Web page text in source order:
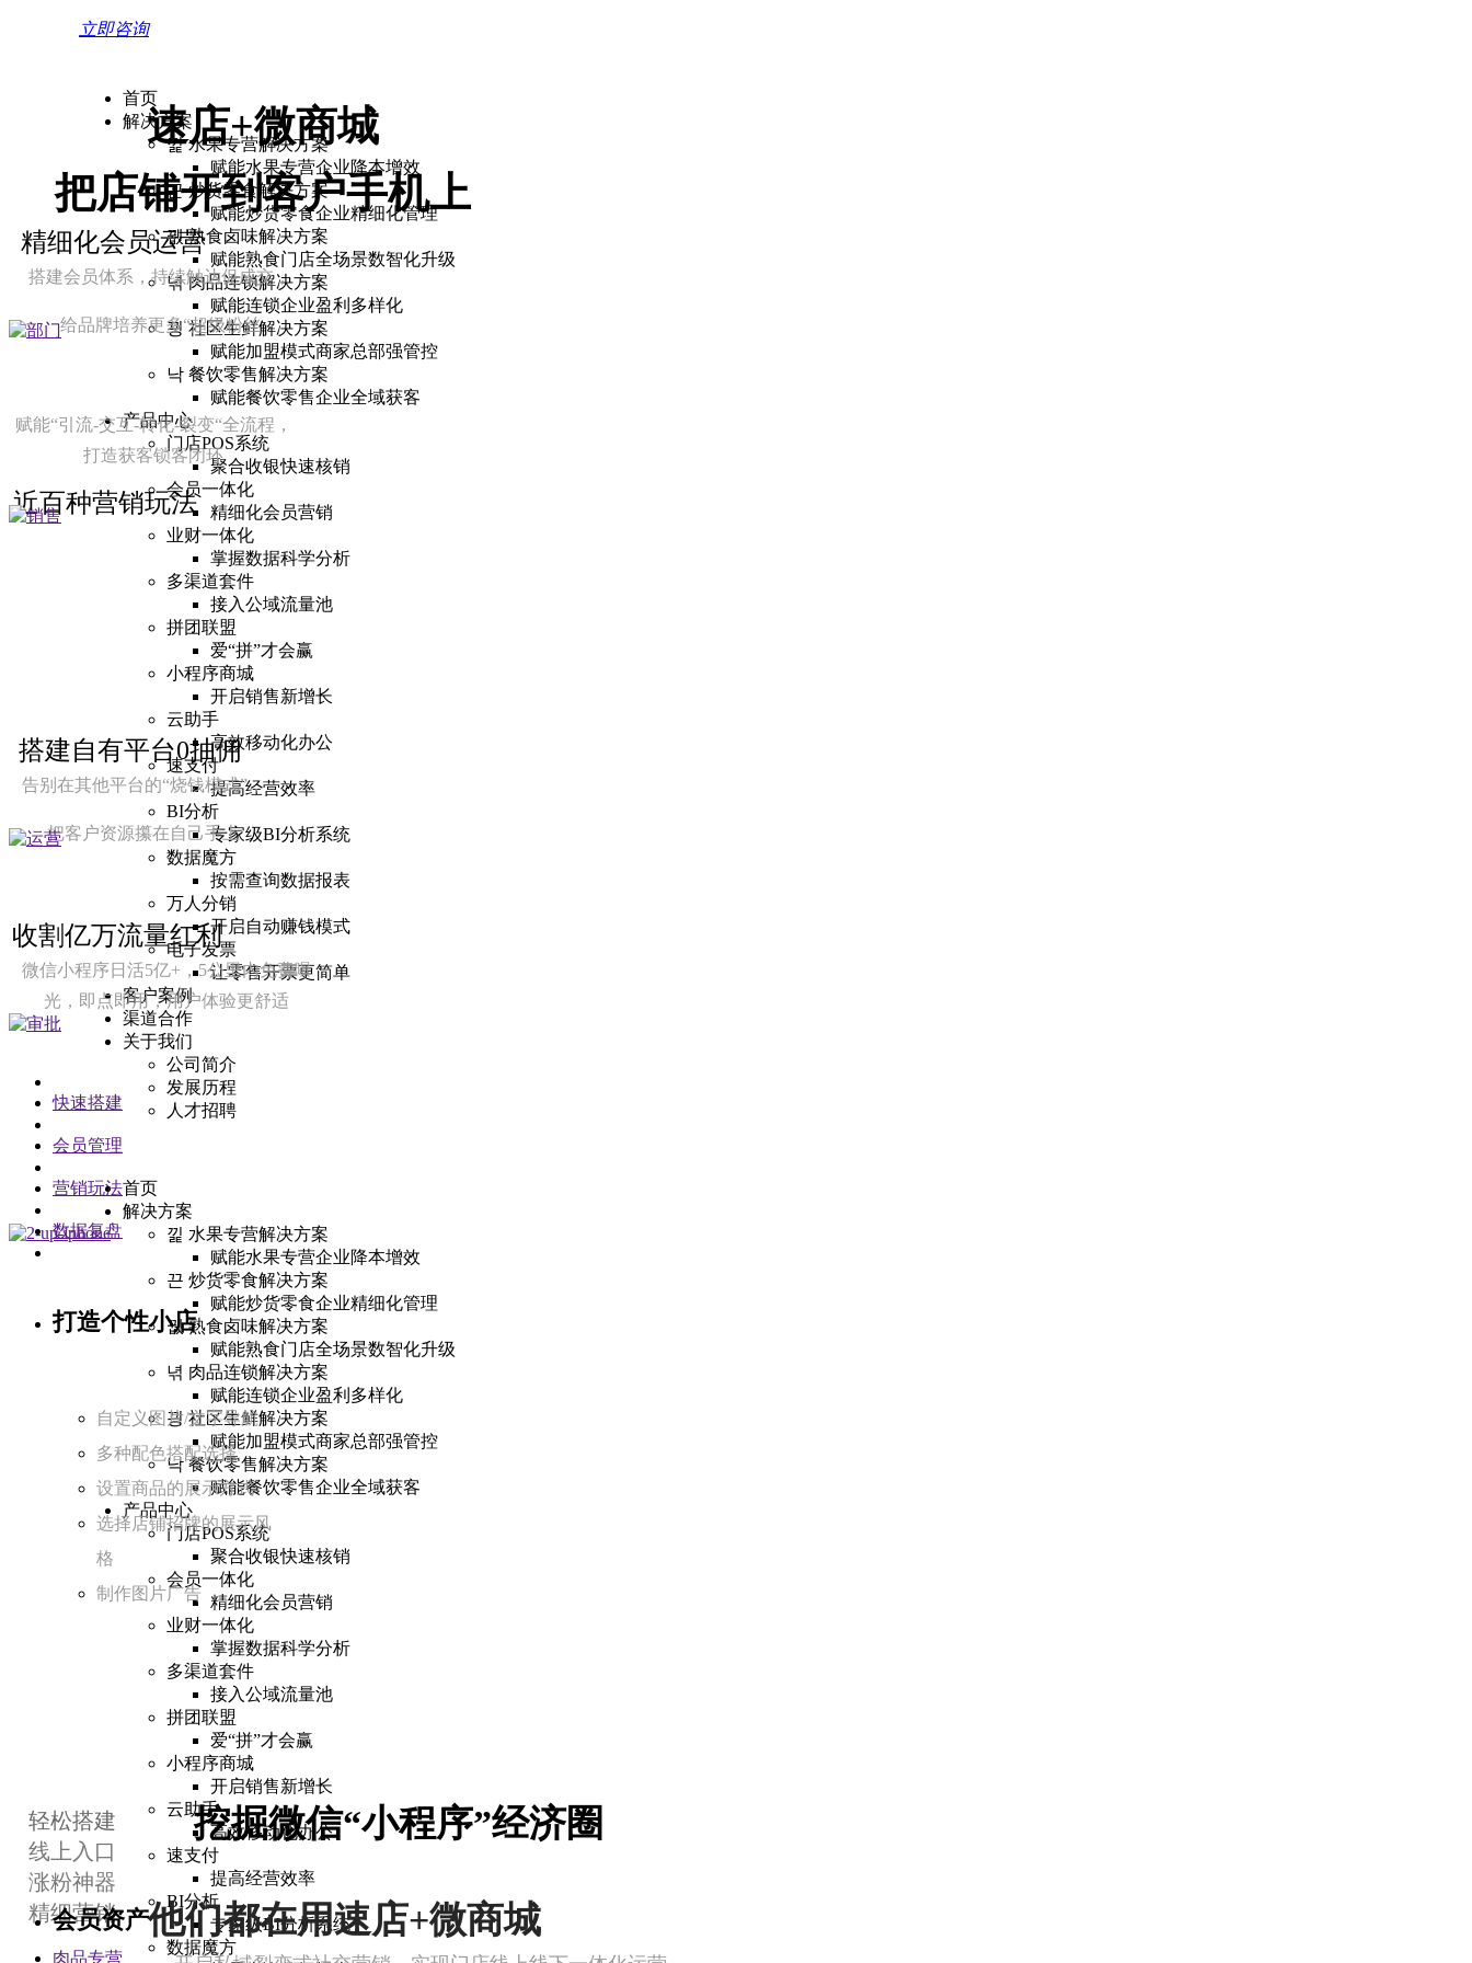
立即咨询
首页
解决方案
낉水果专营解决方案
赋能水果专营企业降本增效
끈炒货零食解决方案
赋能炒货零食企业精细化管理
뀂熟食卤味解决方案
赋能熟食门店全场景数智化升级
녂肉品连锁解决方案
赋能连锁企业盈利多样化
끵社区生鲜解决方案
赋能加盟模式商家总部强管控
낙 餐饮零售解决方案
赋能餐饮零售企业全域获客
产品中心
门店POS系统
聚合收银快速核销
会员一体化
精细化会员营销
业财一体化
掌握数据科学分析
多渠道套件
接入公域流量池
拼团联盟
爱“拼”才会赢
小程序商城
开启销售新增长
云助手
高效移动化办公
速支付
提高经营效率
BI分析
专家级BI分析系统
数据魔方
按需查询数据报表
万人分销
开启自动赚钱模式
电子发票
让零售开票更简单
客户案例
渠道合作
关于我们
公司简介
发展历程
人才招聘
首页
解决方案
낉 水果专营解决方案
赋能水果专营企业降本增效
끈 炒货零食解决方案
赋能炒货零食企业精细化管理
뀂熟食卤味解决方案
赋能熟食门店全场景数智化升级
녂 肉品连锁解决方案
赋能连锁企业盈利多样化
끵社区生鲜解决方案
赋能加盟模式商家总部强管控
낙餐饮零售解决方案
赋能餐饮零售企业全域获客
产品中心
门店POS系统
聚合收银快速核销
会员一体化
精细化会员营销
业财一体化
掌握数据科学分析
多渠道套件
接入公域流量池
拼团联盟
爱“拼”才会赢
小程序商城
开启销售新增长
云助手
高效移动化办公
速支付
提高经营效率
BI分析
专家级BI分析系统
数据魔方
速店+微商城
把店铺开到客户手机上
精细化会员运营
搭建会员体系，持续触达促成交，
给品牌培养更多“超级粉丝
赋能“引流-交互-转化-裂变“全流程，
打造获客锁客闭环
近百种营销玩法
搭建自有平台0抽佣
告别在其他平台的“烧钱模式”，
把客户资源攥在自己手上
收割亿万流量红利
微信小程序日活5亿+，5公里内免费曝
光，即点即用，用户体验更舒适
轻松搭建
线上入口
涨粉神器
精细营销
快速搭建
会员管理
营销玩法
数据复盘
打造个性小店
自定义图片/文字导航
多种配色搭配选择
设置商品的展示方式
选择店铺招牌的展示风
格
制作图片广告
会员资产
挖掘微信“小程序”经济圈
他们都在用速店+微商城
肉品专营